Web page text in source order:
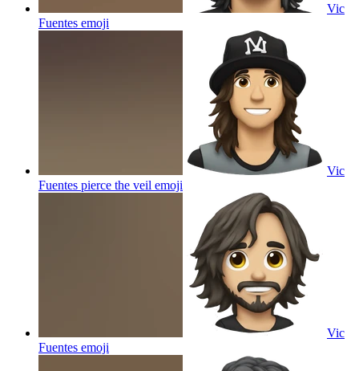
Vic
Fuentes emoji
Vic
Fuentes pierce the veil emoji
Vic
Fuentes emoji